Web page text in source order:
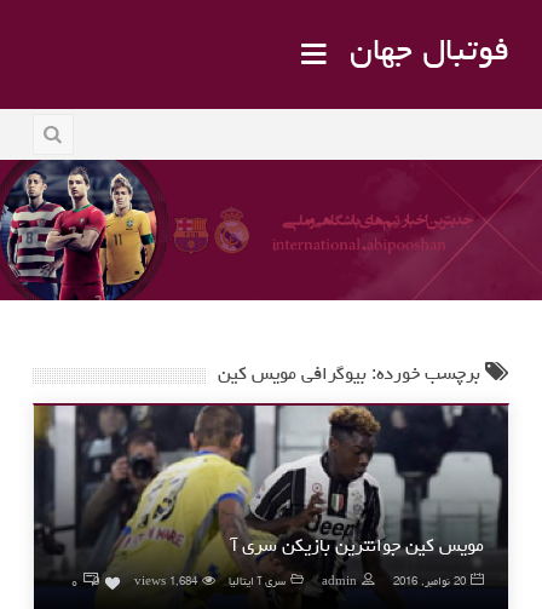
فوتبال جهان
برچسب خورده: بیوگرافی مویس کین
مویس کین جوانترین بازیکن سری آ
20 نوامبر, 2016 admin سری آ ایتالیا 1,684 views
0 ۰